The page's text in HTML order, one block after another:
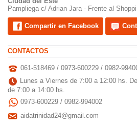
Pampliega c/ Adrian Jara - Frente al
Compartir en Facebook
CONTACTOS
061-518469 / 0973-600229 / 0982-
Lunes a Viernes de 7:00 a 12:00 hs.
de 7:00 a 14:00 hs.
0973-600229 / 0982-994002
aidatrinidad24@gmail.com